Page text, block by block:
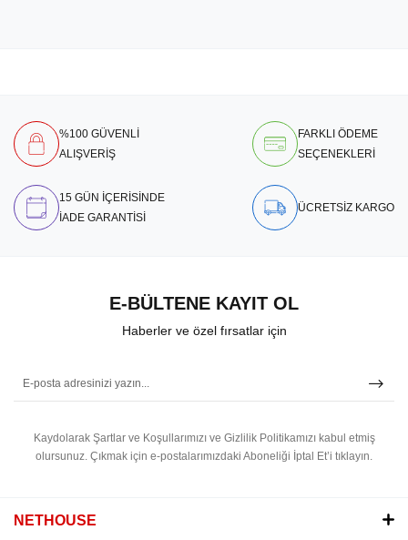
%100 GÜVENLİ
ALIŞVERİŞ
FARKLI ÖDEME
SEÇENEKLERİ
15 GÜN İÇERİSİNDE
İADE GARANTİSİ
ÜCRETSİZ KARGO
E-BÜLTENE KAYIT OL
Haberler ve özel fırsatlar için
Kaydolarak Şartlar ve Koşullarımızı ve Gizlilik Politikamızı kabul etmiş
olursunuz. Çıkmak için e-postalarımızdaki Aboneliği İptal Et’i tıklayın.
NETHOUSE